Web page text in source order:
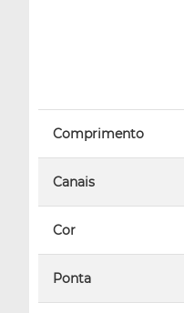
Comprimento
Canais
Cor
Ponta